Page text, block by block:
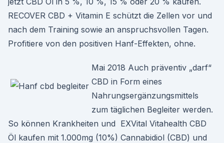
RECOVER CBD + Vitamin E schützt die Zellen vor und
nach dem Training sowie an anspruchsvollen Tagen.
Profitiere von den positiven Hanf-Effekten, ohne.
Mai 2018 Auch präventiv „darf“
CBD in Form eines
Nahrungsergänzungsmittels
zum täglichen Begleiter werden.
So können Krankheiten und EXVital Vitahealth CBD
Öl kaufen mit 1.000mg (10%) Cannabidiol (CBD) und